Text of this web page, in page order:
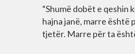
“Shumë dobët e qeshin
hajna janë, marre është
tjetër. Marre për ta